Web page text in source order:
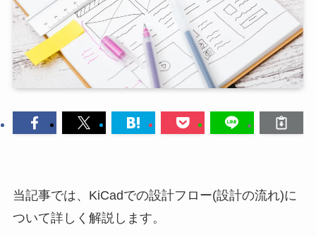
当記事では、KiCadでの設計フロー(設計の流れ)に
ついて詳しく解説します。